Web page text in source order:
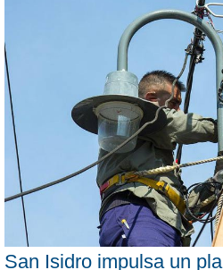
San Isidro impulsa un